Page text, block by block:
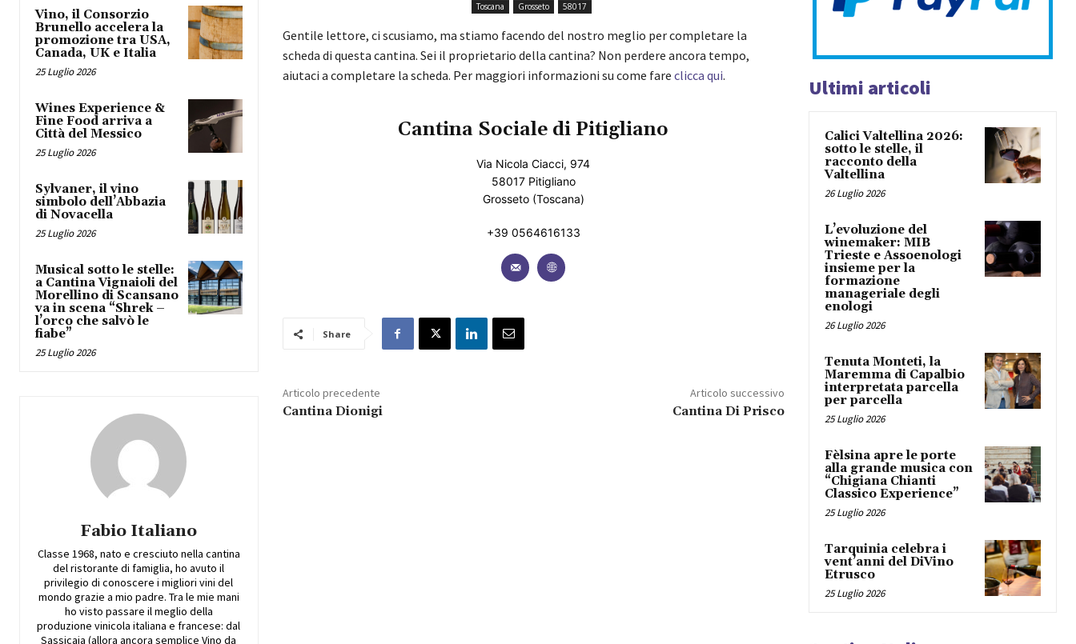
Vino, il Consorzio
Brunello accelera la
promozione tra USA,
Canada, UK e Italia
25 Luglio 2026
Wines Experience &
Fine Food arriva a
Città del Messico
25 Luglio 2026
Sylvaner, il vino
simbolo dell’Abbazia
di Novacella
25 Luglio 2026
Musical sotto le stelle:
a Cantina Vignaioli del
Morellino di Scansano
va in scena “Shrek –
l’orco che salvò le
fiabe”
25 Luglio 2026
Fabio Italiano
Classe 1968, nato e cresciuto nella cantina
del ristorante di famiglia, ho avuto il
privilegio di conoscere i migliori vini del
mondo grazie a mio padre. Tra le mie mani
ho visto passare il meglio della
produzione vinicola italiana e francese: dal
Sassicaia (allora ancora semplice Vino da
Toscana Grosseto 58017
Gentile lettore, ci scusiamo, ma stiamo facendo del nostro meglio per completare la
scheda di questa cantina. Sei il proprietario della cantina? Non perdere ancora tempo,
aiutaci a completare la scheda. Per maggiori informazioni su come fare clicca qui.
Cantina Sociale di Pitigliano
Via Nicola Ciacci, 974
58017 Pitigliano
Grosseto (Toscana)
+39 0564616133
Share
Articolo precedente
Cantina Dionigi
Articolo successivo
Cantina Di Prisco
Ultimi articoli
Calici Valtellina 2026:
sotto le stelle, il
racconto della
Valtellina
26 Luglio 2026
L’evoluzione del
winemaker: MIB
Trieste e Assoenologi
insieme per la
formazione
manageriale degli
enologi
26 Luglio 2026
Tenuta Monteti, la
Maremma di Capalbio
interpretata parcella
per parcella
25 Luglio 2026
Fèlsina apre le porte
alla grande musica con
“Chigiana Chianti
Classico Experience”
25 Luglio 2026
Tarquinia celebra i
vent’anni del DiVino
Etrusco
25 Luglio 2026